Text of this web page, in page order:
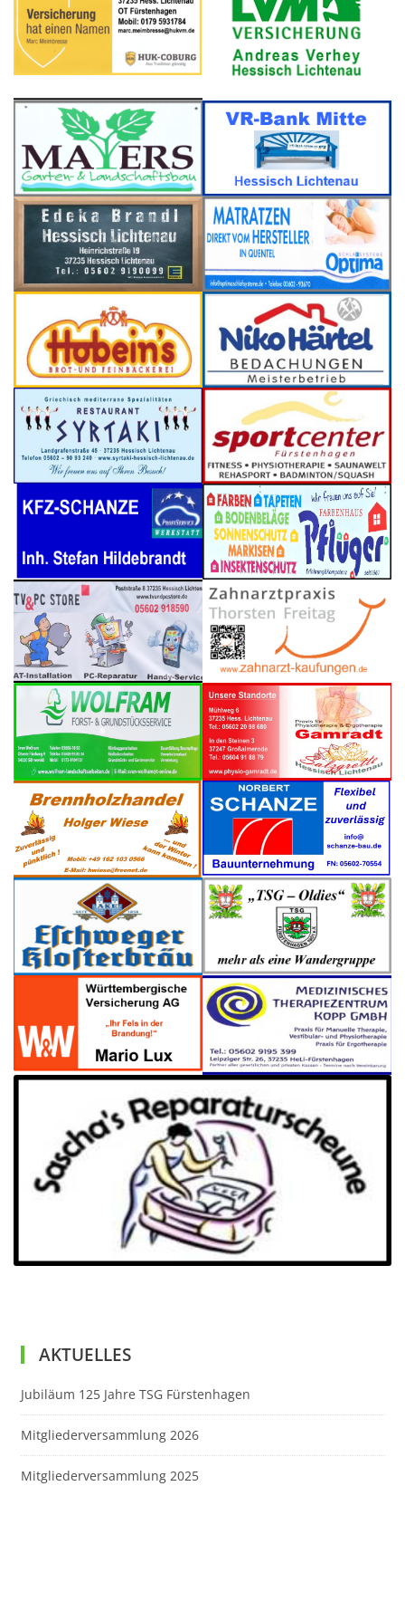
AKTUELLES
Jubiläum 125 Jahre TSG Fürstenhagen
Mitgliederversammlung 2026
Mitgliederversammlung 2025